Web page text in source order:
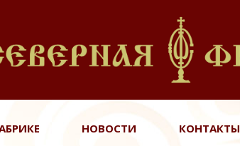
НОВОСТИ КОНТАКТЫ